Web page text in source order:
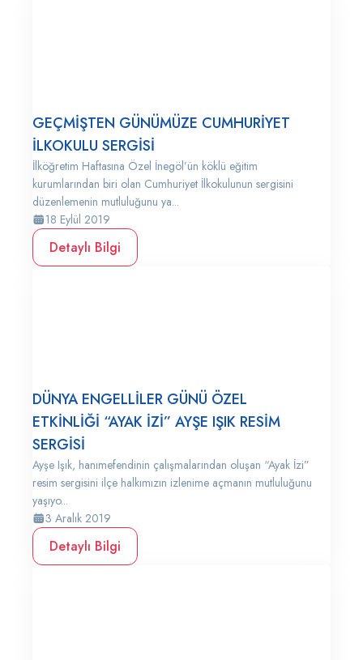
GEÇMİŞTEN GÜNÜMÜZE CUMHURİYET
İLKOKULU SERGİSİ
İlköğretim Haftasına Özel İnegöl’ün köklü eğitim
kurumlarından biri olan Cumhuriyet İlkokulunun sergisini
düzenlemenin mutluluğunu ya...
18 Eylül 2019
Detaylı Bilgi
DÜNYA ENGELLİLER GÜNÜ ÖZEL
ETKİNLİĞİ “AYAK İZİ” AYŞE IŞIK RESİM
SERGİSİ
Ayşe Işık, hanımefendinin çalışmalarından oluşan “Ayak İzi”
resim sergisini ilçe halkımızın izlenime açmanın mutluluğunu
yaşıyo...
3 Aralık 2019
Detaylı Bilgi